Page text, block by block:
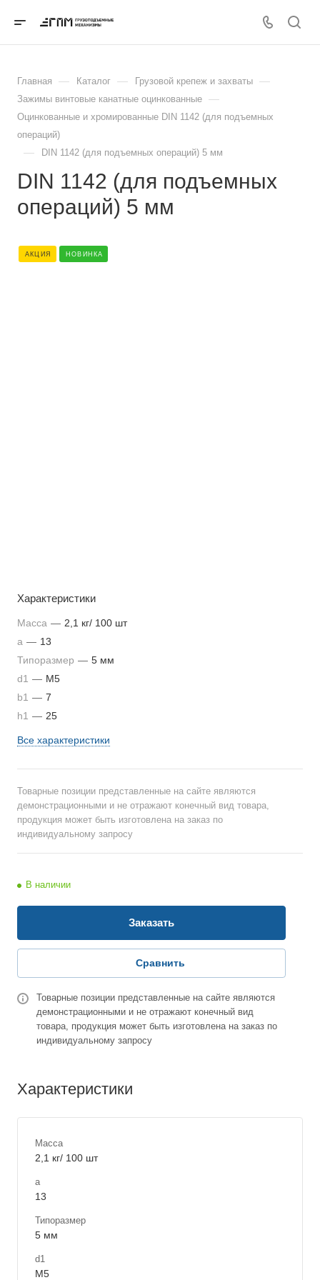
Главная — Каталог — Грузовой крепеж и захваты —
Зажимы винтовые канатные оцинкованные —
Оцинкованные и хромированные DIN 1142 (для подъемных
операций)
— DIN 1142 (для подъемных операций) 5 мм
DIN 1142 (для подъемных
операций) 5 мм
АКЦИЯ НОВИНКА
Характеристики
Масса — 2,1 кг/ 100 шт
a — 13
Типоразмер — 5 мм
d1 — М5
b1 — 7
h1 — 25
Все характеристики
Товарные позиции представленные на сайте являются
демонстрационными и не отражают конечный вид товара,
продукция может быть изготовлена на заказ по
индивидуальному запросу
В наличии
Заказать
Сравнить
Товарные позиции представленные на сайте являются
демонстрационными и не отражают конечный вид
товара, продукция может быть изготовлена на заказ по
индивидуальному запросу
Характеристики
Масса
2,1 кг/ 100 шт
a
13
Типоразмер
5 мм
d1
М5